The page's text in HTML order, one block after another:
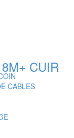
CABLES
CUIR